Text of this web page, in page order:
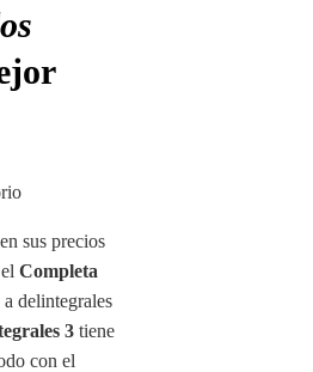
sus precios
Completa
delintegrales
3 tiene
con el